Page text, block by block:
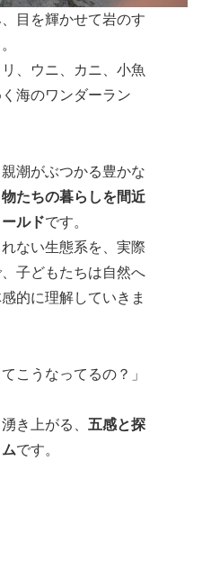
目を輝かせて岩のす
、ウニ、カニ、小魚
海のワンダーラン
潮がぶつかる豊かな
たちの暮らしを間近
ルドです。
ない生態系を、実際
子どもたちは自然へ
的に理解していきま
こうなってるの？」
き上がる、 五感と探
です。